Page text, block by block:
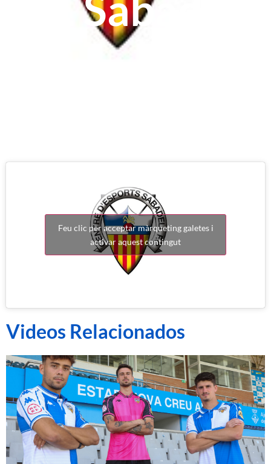
Feu clic per acceptar màrqueting galetes i
activar aquest contingut
Videos Relacionados